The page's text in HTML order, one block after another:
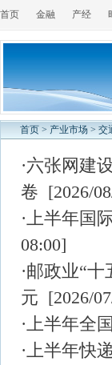
首页 金融 产经
首页 > 产业市场 > 交
·六张网建
卷 [2026/
·上半年国
08:00]
·邮政业“十
元 [2026/
·上半年全
·上半年快